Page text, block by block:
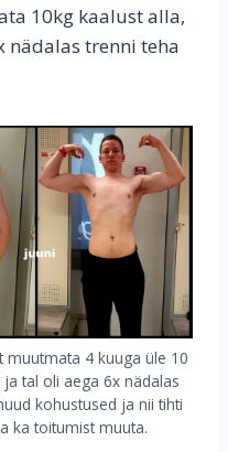
10kg kaalust alla,
nädalas trenni teha
4 kuuga üle 10
tal oli aega 6x nädalas
kohustused ja nii tihti
ka toitumist muuta.